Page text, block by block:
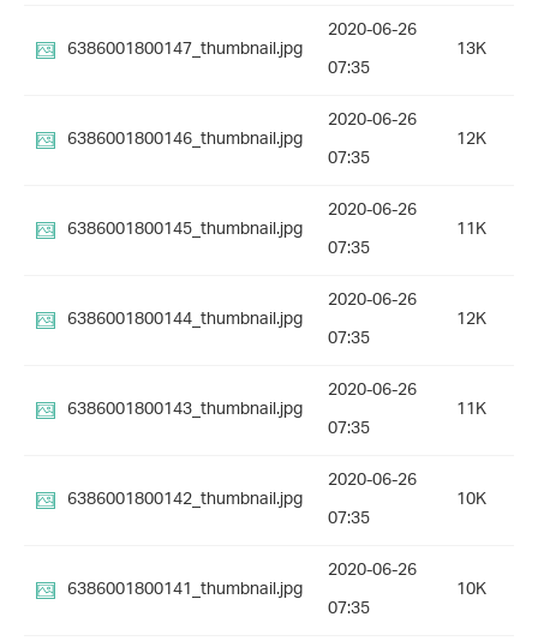
6386001800147_thumbnail.jpg
2020-06-26
07:35
13K
6386001800146_thumbnail.jpg
2020-06-26
07:35
12K
6386001800145_thumbnail.jpg
2020-06-26
07:35
11K
6386001800144_thumbnail.jpg
2020-06-26
07:35
12K
6386001800143_thumbnail.jpg
2020-06-26
07:35
11K
6386001800142_thumbnail.jpg
2020-06-26
07:35
10K
6386001800141_thumbnail.jpg
2020-06-26
07:35
10K